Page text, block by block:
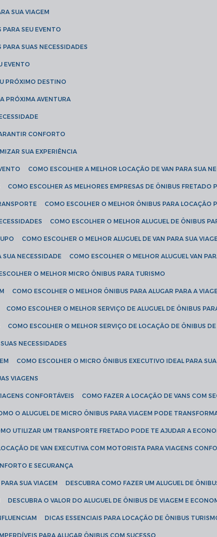
SUA VIAGEM
PARA SEU EVENTO
PARA SUAS NECESSIDADES
EVENTO
PRÓXIMO DESTINO
PRÓXIMA AVENTURA
CONFORTO
SUA EXPERIÊNCIA
COMO ESCOLHER A MELHOR LOCAÇÃO DE VAN PARA SUA
COMO ESCOLHER AS MELHORES EMPRESAS DE ÔNIBUS FRETADO
COMO ESCOLHER O MELHOR ÔNIBUS PARA LOCAÇÃO
COMO ESCOLHER O MELHOR ALUGUEL DE ÔNIBUS
COMO ESCOLHER O MELHOR ALUGUEL DE VAN PARA SUA
SUA NECESSIDADE COMO ESCOLHER O MELHOR ALUGUEL VAN
ESCOLHER O MELHOR MICRO ÔNIBUS PARA TURISMO
COMO ESCOLHER O MELHOR ÔNIBUS PARA ALUGAR PARA A
COMO ESCOLHER O MELHOR SERVIÇO DE ALUGUEL DE ÔNIBUS
COMO ESCOLHER O MELHOR SERVIÇO DE LOCAÇÃO DE ÔNIBUS
NECESSIDADES
COMO ESCOLHER O MICRO ÔNIBUS EXECUTIVO IDEAL PARA
VIAGENS
CONFORTÁVEIS COMO FAZER A LOCAÇÃO DE VANS COM
O ALUGUEL DE MICRO ÔNIBUS PARA VIAGEM PODE
UTILIZAR UM TRANSPORTE FRETADO PODE TE AJUDAR A
LOCAÇÃO DE VAN EXECUTIVA COM MOTORISTA PARA VIAGENS
E SEGURANÇA
SUA VIAGEM DESCUBRA COMO FAZER UM ALUGUEL DE
DESCUBRA O VALOR DO ALUGUEL DE ÔNIBUS DE VIAGEM E
DICAS ESSENCIAIS PARA LOCAÇÃO DE ÔNIBUS
IMPERDÍVEIS PARA ALUGAR ÔNIBUS COM SUCESSO